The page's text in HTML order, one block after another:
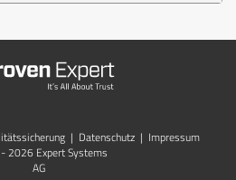
| Datenschutz | Impressum
2026 Expert Systems
AG